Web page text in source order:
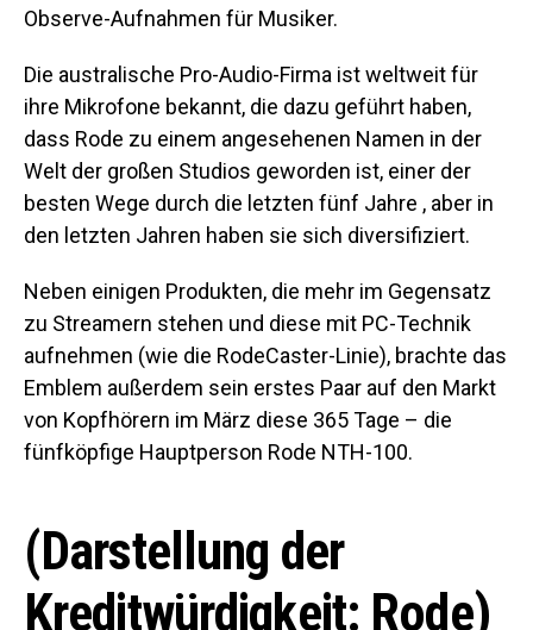
Observe-Aufnahmen für Musiker.
Die australische Pro-Audio-Firma ist weltweit für
ihre Mikrofone bekannt, die dazu geführt haben,
dass Rode zu einem angesehenen Namen in der
Welt der großen Studios geworden ist, einer der
besten Wege durch die letzten fünf Jahre , aber in
den letzten Jahren haben sie sich diversifiziert.
Neben einigen Produkten, die mehr im Gegensatz
zu Streamern stehen und diese mit PC-Technik
aufnehmen (wie die RodeCaster-Linie), brachte das
Emblem außerdem sein erstes Paar auf den Markt
von Kopfhörern im März diese 365 Tage – die
fünfköpfige Hauptperson Rode NTH-100.
(Darstellung der
Kreditwürdigkeit: Rode)